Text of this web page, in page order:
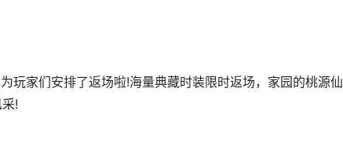
家们安排了返场啦!海量典藏时装限时返场，家园的桃源仙
!